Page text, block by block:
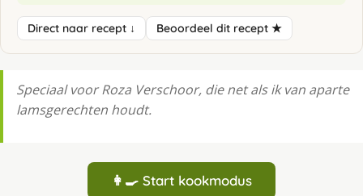
Direct naar recept ↓ Beoordeel dit recept ★
Speciaal voor Roza Verschoor, die net als ik van aparte
lamsgerechten houdt.
👩‍🍳 Start kookmodus